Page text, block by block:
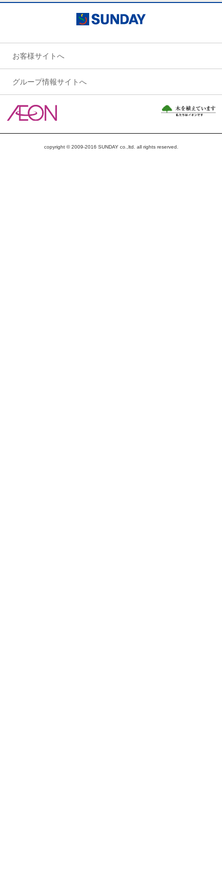
お客様サイトへ
グループ情報サイトへ
copyright © 2009-2016 SUNDAY co.,ltd. all rights reserved.